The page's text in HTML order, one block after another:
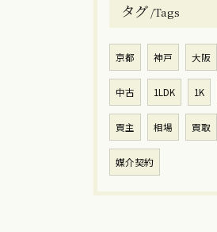
タグ Tags
京都 神戸 大阪
中古 1LDK 1K
買主 相場 買取
媒介契約